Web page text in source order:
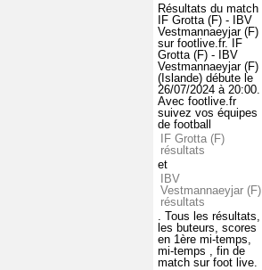
Résultats du match
IF Grotta (F) - IBV
Vestmannaeyjar (F)
sur footlive.fr. IF
Grotta (F) - IBV
Vestmannaeyjar (F)
(Islande) débute le
26/07/2024 à 20:00.
Avec footlive.fr
suivez vos équipes
de football
IF Grotta (F)
résultats
et
IBV
Vestmannaeyjar (F)
résultats
. Tous les résultats,
les buteurs, scores
en 1ère mi-temps,
mi-temps , fin de
match sur foot live.